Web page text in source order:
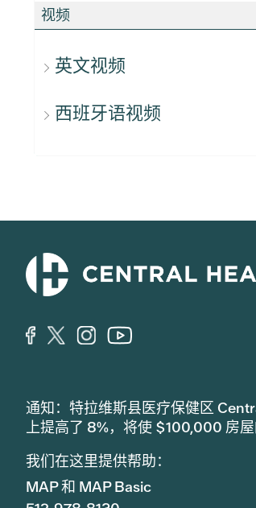
视频
英文视频
西班牙语视频
通知：特拉维斯县医疗保健区
上提高了 8%，将使 $100,000 房
我们在这里提供帮助：
MAP 和 MAP Basic